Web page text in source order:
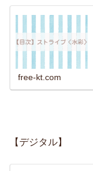
free-kt.com
【デジタル】